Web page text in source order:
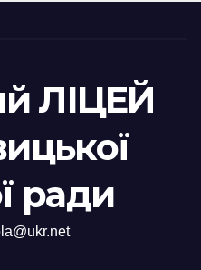
ЛІЦЕЙ
ради